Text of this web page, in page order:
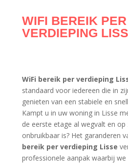
WIFI BEREIK PER
VERDIEPING
WiFi bereik per verdieping
standaard voor iedereen die in
genieten van een stabiele en
Kampt u in uw woning in Lisse
de eerste etage al wegvalt en op
onbruikbaar is? Het garanderen
bereik per verdieping Lisse
professionele aanpak waarbij we